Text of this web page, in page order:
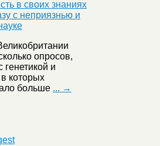
опросов,
генетикой и
которых
больше ... →